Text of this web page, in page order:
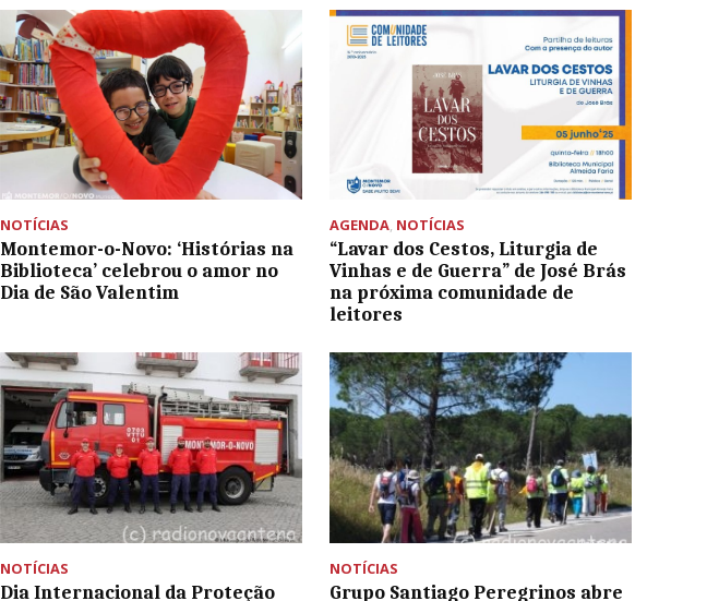
NOTÍCIAS
Montemor-o-Novo: ‘Histórias na
Biblioteca’ celebrou o amor no
Dia de São Valentim
AGENDA, NOTÍCIAS
“Lavar dos Cestos, Liturgia de
Vinhas e de Guerra” de José Brás
na próxima comunidade de
leitores
NOTÍCIAS
Dia Internacional da Proteção
NOTÍCIAS
Grupo Santiago Peregrinos abre